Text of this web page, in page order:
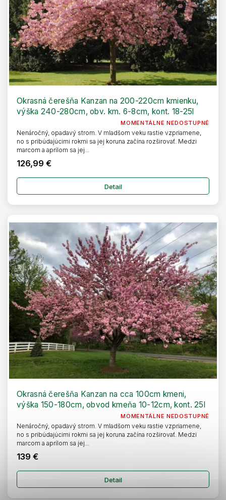
Okrasná čerešňa Kanzan na 200-220cm kmienku,
výška 240-280cm, obv. km. 6-8cm, kont. 18-25l
MOMENTÁLNE NEDOSTUPNÉ
126,99 €
Detail
Nenáročný, opadavý strom. V mladšom veku rastie vzpriamene,
no s pribúdajúcimi rokmi sa jej koruna začína rozširovať. Medzi
marcom a aprílom sa jej...
Okrasná čerešňa Kanzan na cca 100cm kmeni,
výška 150-180cm, obvod kmeňa 10-12cm, kont. 25l
MOMENTÁLNE NEDOSTUPNÉ
139 €
Detail
Nenáročný, opadavý strom. V mladšom veku rastie vzpriamene,
no s pribúdajúcimi rokmi sa jej koruna začína rozširovať. Medzi
marcom a aprílom sa jej...